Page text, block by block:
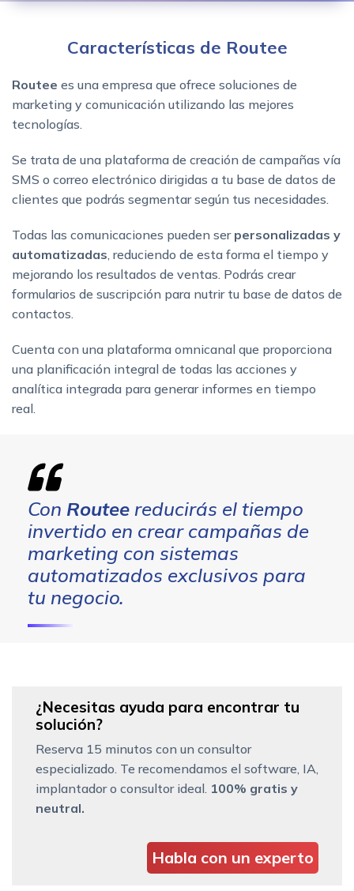
Características de Routee
Routee es una empresa que ofrece soluciones de
marketing y comunicación utilizando las mejores
tecnologías.
Se trata de una plataforma de creación de campañas vía
SMS o correo electrónico dirigidas a tu base de datos de
clientes que podrás segmentar según tus necesidades.
Todas las comunicaciones pueden ser personalizadas y
automatizadas , reduciendo de esta forma el tiempo y
mejorando los resultados de ventas. Podrás crear
formularios de suscripción para nutrir tu base de datos de
contactos.
Cuenta con una plataforma omnicanal que proporciona
una planificación integral de todas las acciones y
analítica integrada para generar informes en tiempo
real.
Con Routee reducirás el tiempo
invertido en crear campañas de
marketing con sistemas
automatizados exclusivos para
tu negocio.
¿Necesitas ayuda para encontrar tu
solución?
Reserva 15 minutos con un consultor
especializado. Te recomendamos el software, IA,
implantador o consultor ideal. 100% gratis y
neutral.
Habla con un experto